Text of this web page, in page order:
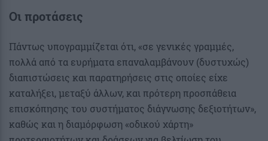
Οι προτάσεις
Πάντως υπογραμμίζεται ότι, «σε γενικές γραμμές,
πολλά από τα ευρήματα επαναλαμβάνουν (δυστυχώς)
διαπιστώσεις και παρατηρήσεις στις οποίες είχε
καταλήξει, μεταξύ άλλων, και πρότερη προσπάθεια
επισκόπησης του συστήματος διάγνωσης δεξιοτήτων»,
καθώς και η διαμόρφωση «οδικού χάρτη»